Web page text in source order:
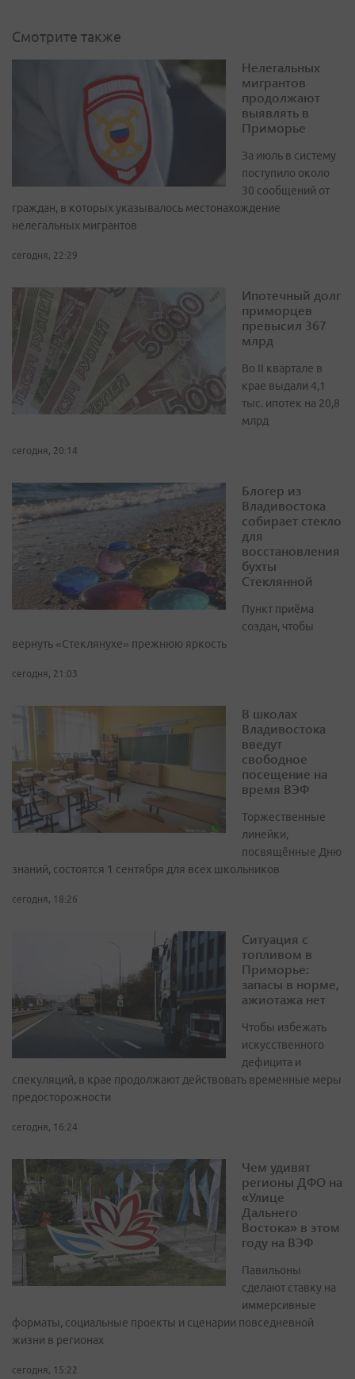
Смотрите также
Нелегальных
мигрантов
продолжают
выявлять в
Приморье
За июль в систему
поступило около
30 сообщений от
граждан, в которых указывалось местонахождение
нелегальных мигрантов
сегодня, 22:29
Ипотечный долг
приморцев
превысил 367
млрд
Во II квартале в
крае выдали 4,1
тыс. ипотек на 20,8
млрд
сегодня, 20:14
Блогер из
Владивостока
собирает стекло
для
восстановления
бухты
Стеклянной
Пункт приёма
создан, чтобы
вернуть «Стеклянухе» прежнюю яркость
сегодня, 21:03
В школах
Владивостока
введут
свободное
посещение на
время ВЭФ
Торжественные
линейки,
посвящённые Дню
знаний, состоятся 1 сентября для всех школьников
сегодня, 18:26
Ситуация с
топливом в
Приморье:
запасы в норме,
ажиотажа нет
Чтобы избежать
искусственного
дефицита и
спекуляций, в крае продолжают действовать временные меры
предосторожности
сегодня, 16:24
Чем удивят
регионы ДФО на
«Улице
Дальнего
Востока» в этом
году на ВЭФ
Павильоны
сделают ставку на
иммерсивные
форматы, социальные проекты и сценарии повседневной
жизни в регионах
сегодня, 15:22